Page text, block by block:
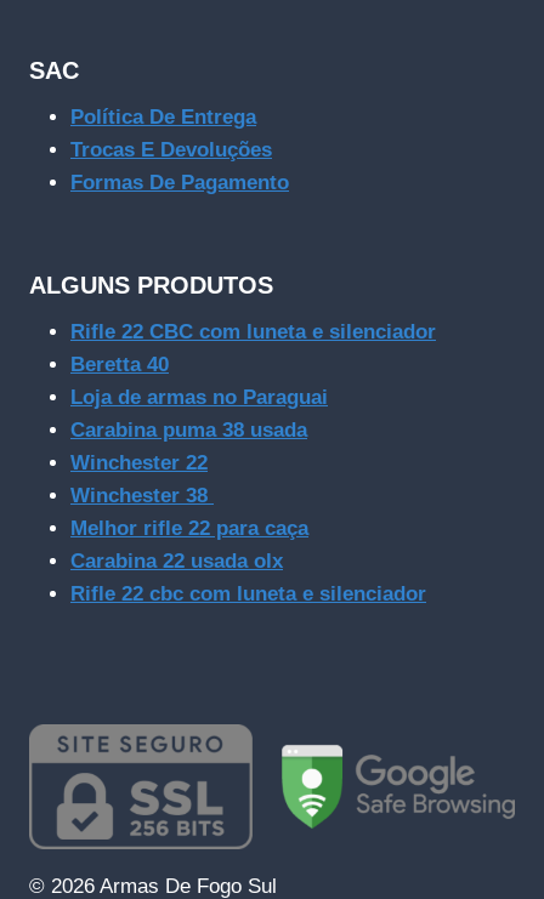
SAC
Política De Entrega
Trocas E Devoluções
Formas De Pagamento
ALGUNS PRODUTOS
Rifle 22 CBC com luneta e silenciador
Beretta 40
Loja de armas no Paraguai
Carabina puma 38 usada
Winchester 22
Winchester 38
Melhor rifle 22 para caça
Carabina 22 usada olx
Rifle 22 cbc com luneta e silenciador
© 2026 Armas De Fogo Sul